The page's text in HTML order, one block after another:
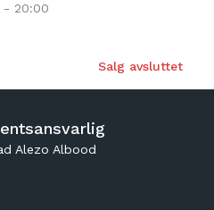
- 20:00
Salg avsluttet
Alezo Albood